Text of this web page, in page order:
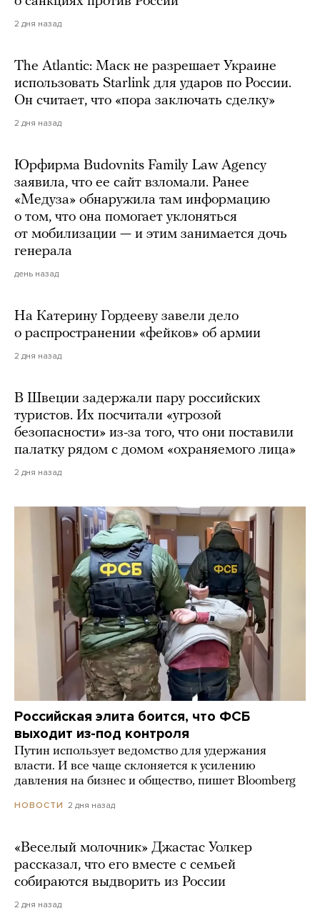
2 дня назад
The Atlantic: Маск не разрешает Украине
использовать Starlink для ударов по России.
Он считает, что «пора заключать сделку»
2 дня назад
Юрфирма Budovnits Family Law Agency
заявила, что ее сайт взломали. Ранее
«Медуза» обнаружила там информацию
о том, что она помогает уклоняться
от мобилизации — и этим занимается дочь
генерала
день назад
На Катерину Гордееву завели дело
о распространении «фейков» об армии
2 дня назад
В Швеции задержали пару российских
туристов. Их посчитали «угрозой
безопасности» из-за того, что они поставили
палатку рядом с домом «охраняемого лица»
2 дня назад
Российская элита боится, что ФСБ
выходит из-под контроля
Путин использует ведомство для удержания
власти. И все чаще склоняется к усилению
давления на бизнес и общество, пишет Bloomberg
НОВОСТИ 2 дня назад
«Веселый молочник» Джастас Уолкер
рассказал, что его вместе с семьей
собираются выдворить из России
2 дня назад